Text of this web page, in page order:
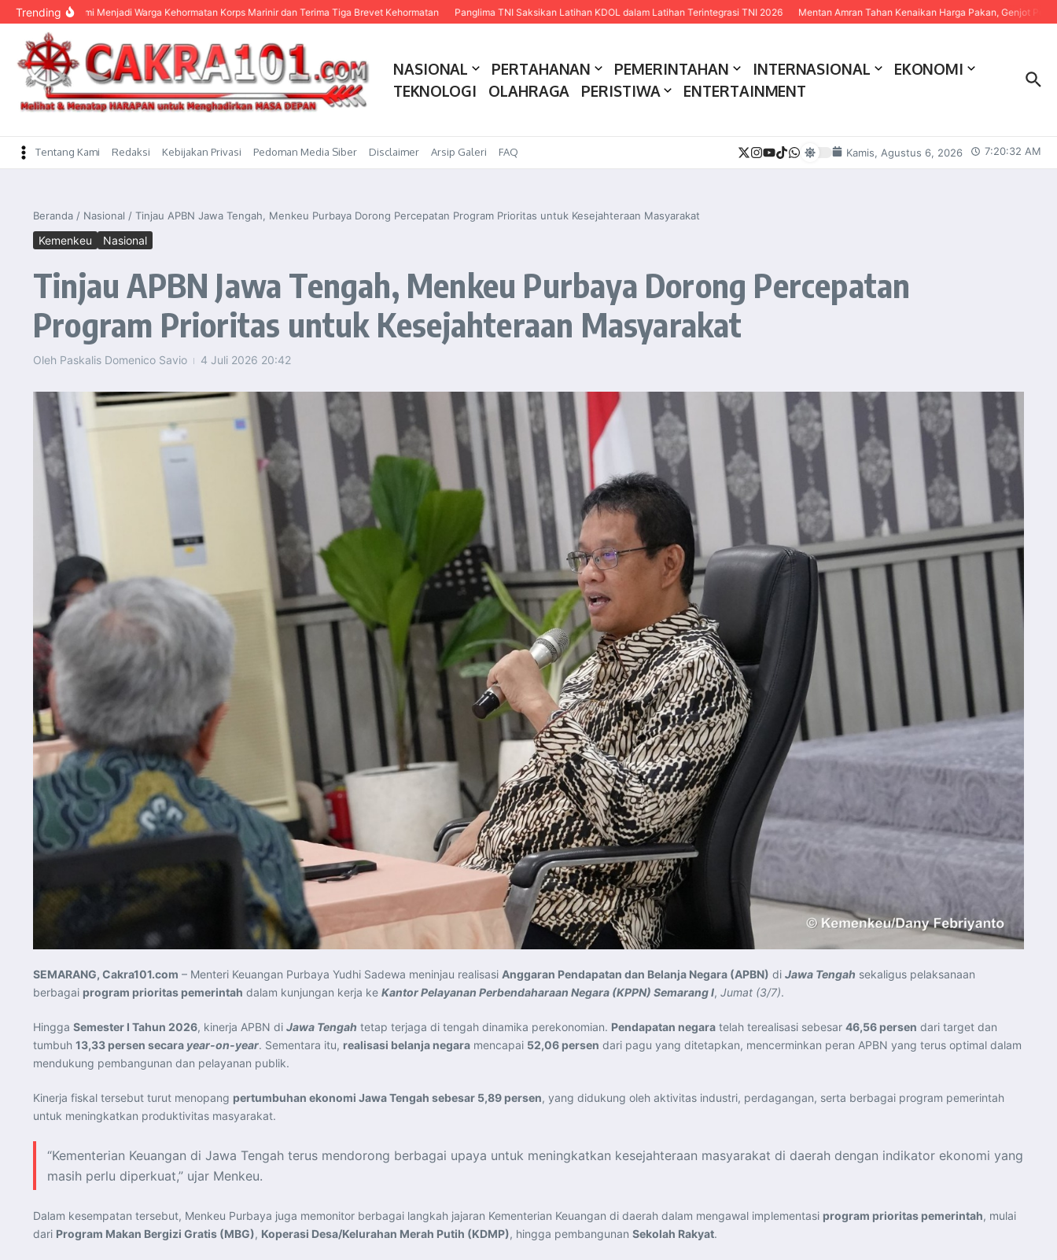
content
Trending
Resmi Menjadi Warga Kehormatan Korps Marinir dan Terima Tiga Brevet Kehormatan Panglima TNI Saksikan Latihan KDOL dalam Latihan Terintegrasi TNI 2026 Mentan Amran Tahan Kenaikan Harga Pakan, Genjot Penyerapan Telur
NASIONAL PERTAHANAN PEMERINTAHAN INTERNASIONAL
EKONOMI
TEKNOLOGI
OLAHRAGA PERISTIWA ENTERTAINMENT
Tentang Kami Redaksi Kebijakan Privasi Pedoman Media Siber Disclaimer Arsip Galeri FAQ Kamis, Agustus 6, 2026 7:20:34 AM
Beranda / Nasional / Tinjau APBN Jawa Tengah, Menkeu Purbaya Dorong Percepatan Program Prioritas untuk Kesejahteraan Masyarakat
Kemenkeu Nasional
Tinjau APBN Jawa Tengah, Menkeu Purbaya Dorong Percepatan
Program Prioritas untuk Kesejahteraan Masyarakat
Oleh Paskalis Domenico Savio 4 Juli 2026 20:42
SEMARANG, Cakra101.com – Menteri Keuangan Purbaya Yudhi Sadewa meninjau realisasi Anggaran Pendapatan dan Belanja Negara (APBN) di Jawa Tengah sekaligus pelaksanaan
berbagai program prioritas pemerintah dalam kunjungan kerja ke Kantor Pelayanan Perbendaharaan Negara (KPPN) Semarang I, Jumat (3/7).
Hingga Semester I Tahun 2026, kinerja APBN di Jawa Tengah tetap terjaga di tengah dinamika perekonomian. Pendapatan negara telah terealisasi sebesar 46,56 persen dari target dan
tumbuh 13,33 persen secara year-on-year. Sementara itu, realisasi belanja negara mencapai 52,06 persen dari pagu yang ditetapkan, mencerminkan peran APBN yang terus optimal dalam
mendukung pembangunan dan pelayanan publik.
Kinerja fiskal tersebut turut menopang pertumbuhan ekonomi Jawa Tengah sebesar 5,89 persen, yang didukung oleh aktivitas industri, perdagangan, serta berbagai program pemerintah
untuk meningkatkan produktivitas masyarakat.
“Kementerian Keuangan di Jawa Tengah terus mendorong berbagai upaya untuk meningkatkan kesejahteraan masyarakat di daerah dengan indikator ekonomi yang
masih perlu diperkuat,” ujar Menkeu.
Dalam kesempatan tersebut, Menkeu Purbaya juga memonitor berbagai langkah jajaran Kementerian Keuangan di daerah dalam mengawal implementasi program prioritas pemerintah, mulai
dari Program Makan Bergizi Gratis (MBG), Koperasi Desa/Kelurahan Merah Putih (KDMP), hingga pembangunan Sekolah Rakyat.